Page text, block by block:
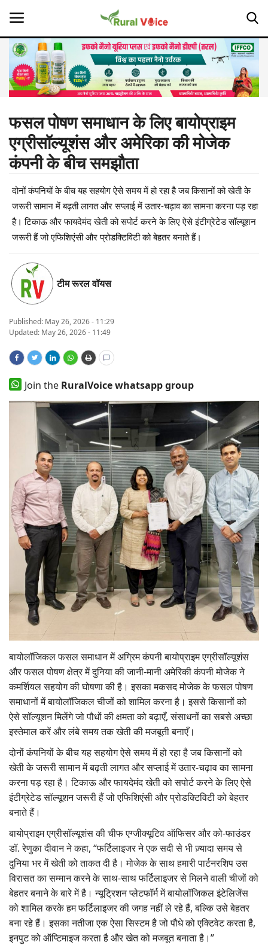
Home
About Us
Leadership Profiles
Opinion
Politics
Magazine
States
Events
Agritech
Cooperatives
International
Rural Dialogue
Ground Report
Rural Connect
Gallery
National
Latest News
Agriculture Conclave and NACOF
Awards 2022
Agri Start-Ups
Language
English Hindi
फसल पोषण समाधान के लिए बायोप्राइम
एग्रीसॉल्यूशंस और अमेरिका की मोजेक
कंपनी के बीच समझौता
दोनों कंपनियों के बीच यह सहयोग ऐसे समय में हो रहा है जब किसानों को खेती के
जरूरी सामान में बढ़ती लागत और सप्लाई में उतार-चढ़ाव का सामना करना पड़ रहा
है। टिकाऊ और फायदेमंद खेती को सपोर्ट करने के लिए ऐसे इंटीग्रेटेड सॉल्यूशन
जरूरी हैं जो एफिशिएंसी और प्रोडक्टिविटी को बेहतर बनाते हैं।
टीम रूरल वॉयस
Published: May 26, 2026 - 11:29
Updated: May 26, 2026 - 11:49
Join the RuralVoice whatsapp group
बायोलॉजिकल फसल समाधान में अग्रिम कंपनी बायोप्राइम एग्रीसॉल्यूशंस
और फसल पोषण क्षेत्र में दुनिया की जानी-मानी अमेरिकी कंपनी मोजेक ने
कमर्शियल सहयोग की घोषणा की है। इसका मकसद मोजेक के फसल पोषण
समाधानों में बायोलॉजिकल चीजों को शामिल करना है। इससे किसानों को
ऐसे सॉल्यूशन मिलेंगे जो पौधों की क्षमता को बढ़ाएँ, संसाधनों का सबसे अच्छा
इस्तेमाल करें और लंबे समय तक खेती की मजबूती बनाएँ।
दोनों कंपनियों के बीच यह सहयोग ऐसे समय में हो रहा है जब किसानों को
खेती के जरूरी सामान में बढ़ती लागत और सप्लाई में उतार-चढ़ाव का सामना
करना पड़ रहा है। टिकाऊ और फायदेमंद खेती को सपोर्ट करने के लिए ऐसे
इंटीग्रेटेड सॉल्यूशन जरूरी हैं जो एफिशिएंसी और प्रोडक्टिविटी को बेहतर
बनाते हैं।
बायोप्राइम एग्रीसॉल्यूशंस की चीफ एग्जीक्यूटिव ऑफिसर और को-फाउंडर
डॉ. रेणुका दीवान ने कहा, “फर्टिलाइजर ने एक सदी से भी ज़्यादा समय से
दुनिया भर में खेती को ताकत दी है। मोजेक के साथ हमारी पार्टनरशिप उस
विरासत का सम्मान करने के साथ-साथ फर्टिलाइजर से मिलने वाली चीजों को
बेहतर बनाने के बारे में है। न्यूट्रिशन प्लेटफॉर्म में बायोलॉजिकल इंटेलिजेंस
को शामिल करके हम फर्टिलाइजर की जगह नहीं ले रहे हैं, बल्कि उसे बेहतर
बना रहे हैं। इसका नतीजा एक ऐसा सिस्टम है जो पौधे को एक्टिवेट करता है,
इनपुट को ऑप्टिमाइज करता है और खेत को मजबूत बनाता है।”